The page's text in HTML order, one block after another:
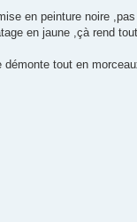
en peinture noire
en jaune ,çà rend
tout en